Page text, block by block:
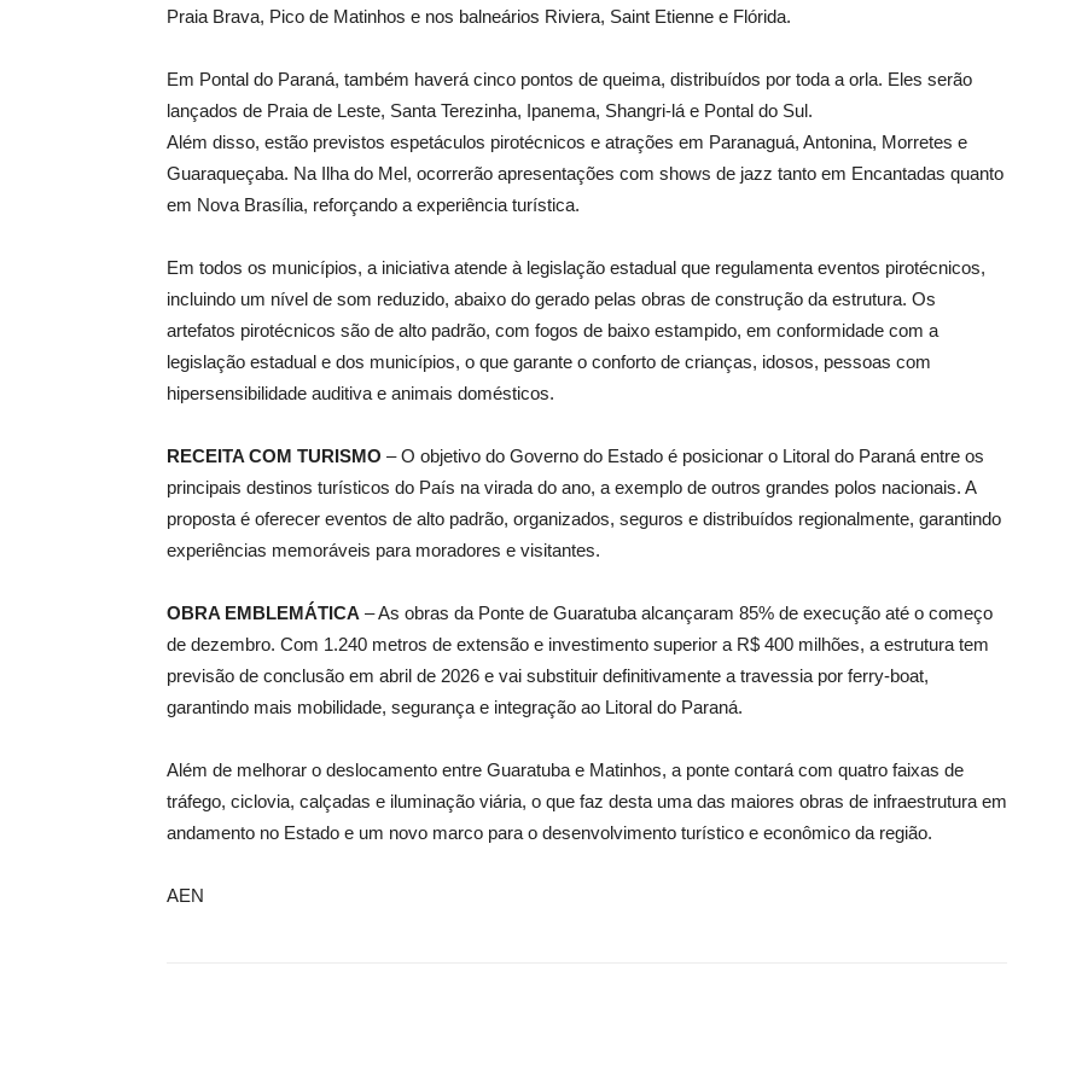
Praia Brava, Pico de Matinhos e nos balneários Riviera, Saint Etienne e Flórida.
Em Pontal do Paraná, também haverá cinco pontos de queima, distribuídos por toda a orla. Eles serão
lançados de Praia de Leste, Santa Terezinha, Ipanema, Shangri-lá e Pontal do Sul.
Além disso, estão previstos espetáculos pirotécnicos e atrações em Paranaguá, Antonina, Morretes e
Guaraqueçaba. Na Ilha do Mel, ocorrerão apresentações com shows de jazz tanto em Encantadas quanto
em Nova Brasília, reforçando a experiência turística.
Em todos os municípios, a iniciativa atende à legislação estadual que regulamenta eventos pirotécnicos,
incluindo um nível de som reduzido, abaixo do gerado pelas obras de construção da estrutura. Os
artefatos pirotécnicos são de alto padrão, com fogos de baixo estampido, em conformidade com a
legislação estadual e dos municípios, o que garante o conforto de crianças, idosos, pessoas com
hipersensibilidade auditiva e animais domésticos.
RECEITA COM TURISMO – O objetivo do Governo do Estado é posicionar o Litoral do Paraná entre os
principais destinos turísticos do País na virada do ano, a exemplo de outros grandes polos nacionais. A
proposta é oferecer eventos de alto padrão, organizados, seguros e distribuídos regionalmente, garantindo
experiências memoráveis para moradores e visitantes.
OBRA EMBLEMÁTICA – As obras da Ponte de Guaratuba alcançaram 85% de execução até o começo
de dezembro. Com 1.240 metros de extensão e investimento superior a R$ 400 milhões, a estrutura tem
previsão de conclusão em abril de 2026 e vai substituir definitivamente a travessia por ferry-boat,
garantindo mais mobilidade, segurança e integração ao Litoral do Paraná.
Além de melhorar o deslocamento entre Guaratuba e Matinhos, a ponte contará com quatro faixas de
tráfego, ciclovia, calçadas e iluminação viária, o que faz desta uma das maiores obras de infraestrutura em
andamento no Estado e um novo marco para o desenvolvimento turístico e econômico da região.
AEN